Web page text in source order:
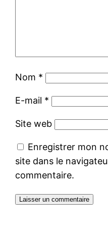
Nom *
E-mail *
Site web
Enregistrer mon
site dans le
commentaire.